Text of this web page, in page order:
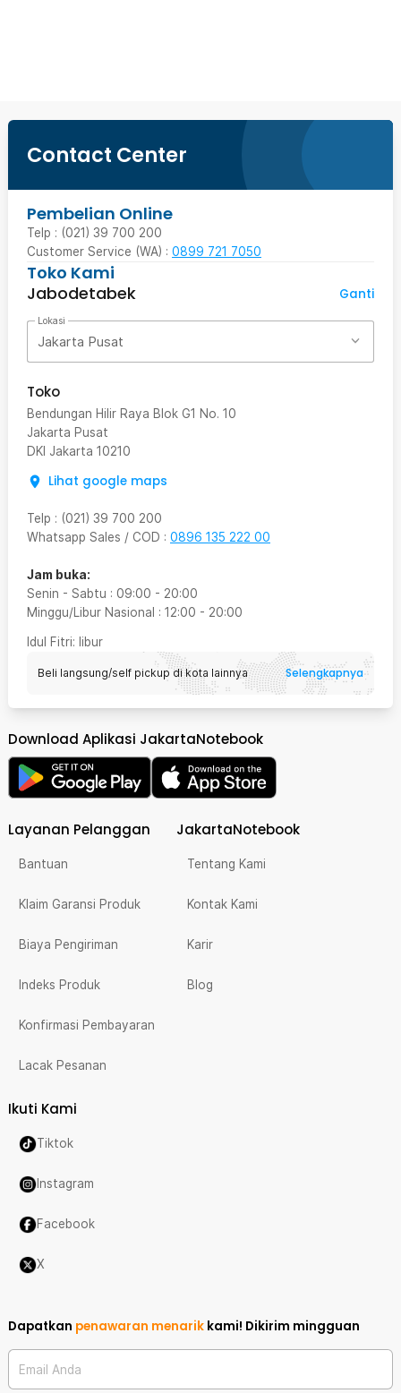
Contact Center
Pembelian Online
Telp : (021) 39 700 200
Customer Service (WA) : 0899 721 7050
Toko Kami
Jabodetabek
Ganti
Lokasi
Jakarta Pusat
Toko
Bendungan Hilir Raya Blok G1 No. 10
Jakarta Pusat
DKI Jakarta 10210
Lihat google maps
Telp : (021) 39 700 200
Whatsapp Sales / COD : 0896 135 222 00
Jam buka:
Senin - Sabtu : 09:00 - 20:00
Minggu/Libur Nasional : 12:00 - 20:00
Idul Fitri: libur
Beli langsung/self pickup di kota lainnya Selengkapnya
Download Aplikasi JakartaNotebook
Layanan Pelanggan
Bantuan
Klaim Garansi Produk
Biaya Pengiriman
Indeks Produk
Konfirmasi Pembayaran
Lacak Pesanan
JakartaNotebook
Tentang Kami
Kontak Kami
Karir
Blog
Ikuti Kami
Tiktok
Instagram
Facebook
X
Dapatkan penawaran menarik kami! Dikirim mingguan
Email Anda